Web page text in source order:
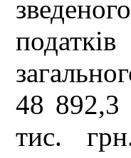
48 892,3
тис.